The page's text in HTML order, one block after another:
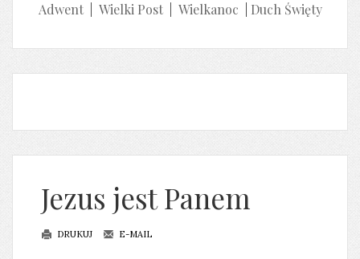
Adwent| Wielki Post| Wielkanoc Duch Święty
Jezus jest Panem
DRUKUJ E-MAIL